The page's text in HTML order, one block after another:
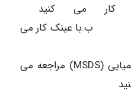
می کنید
کار می
ج. به برگه اطلاعات مواد شیمیایی (MSDS) مراجعه می